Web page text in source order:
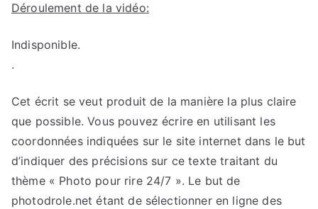
Déroulement de la vidéo:
Indisponible.
.
Cet écrit se veut produit de la manière la plus claire
que possible. Vous pouvez écrire en utilisant les
coordonnées indiquées sur le site internet dans le but
d’indiquer des précisions sur ce texte traitant du
thème « Photo pour rire 24/7 ». Le but de
photodrole.net étant de sélectionner en ligne des